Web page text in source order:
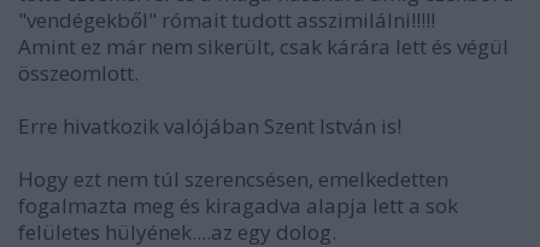
"vendégekből" rómait tudott asszimilálni!!!!!
Amint ez már nem sikerült, csak kárára lett és végül
összeomlott.
Erre hivatkozik valójában Szent István is!
Hogy ezt nem túl szerencsésen, emelkedetten
fogalmazta meg és kiragadva alapja lett a sok
felületes hülyének....az egy dolog.